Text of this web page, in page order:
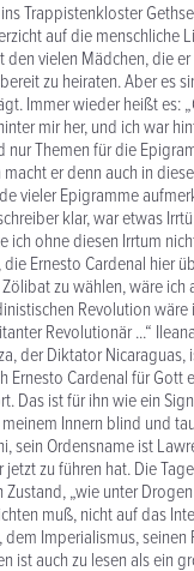
Trappistenkloster
auf die menschliche
den vielen Mädchen, die
zu heiraten. Aber es
Immer wieder heißt es:
mir her, und ich war
nur Themen für die
macht er denn auch in
vieler Epigramme
klar, war etwas
ich ohne diesen Irrtum
die Ernesto Cardenal hier
zu wählen, wäre
Revolution
Revolutionär ...“
der Diktator Nicaraguas,
Ernesto Cardenal für Gott
Das ist für ihn wie ein
Innern blind und
sein Ordensname ist
jetzt zu führen hat. Die
Zustand, „wie unter
muß, nicht auf das
Imperialismus,
ist auch zu lesen als ein